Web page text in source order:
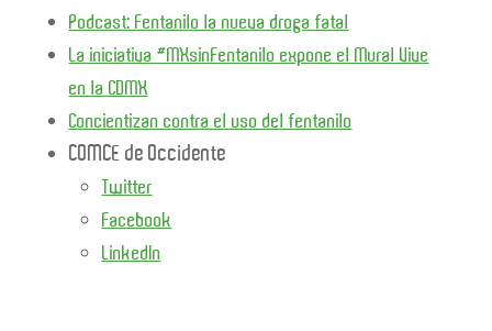
Podcast: Fentanilo la nueva droga fatal
La iniciativa #MXsinFentanilo expone el Mural Vive
en la CDMX
Concientizan contra el uso del fentanilo
COMCE de Occidente
Twitter
Facebook
LinkedIn